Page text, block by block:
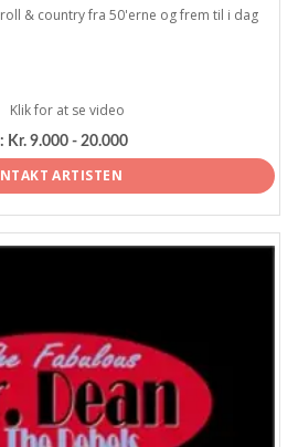
& country fra 50'erne og frem til i dag
Klik for at se video
Kr. 9.000 - 20.000
ARTISTEN